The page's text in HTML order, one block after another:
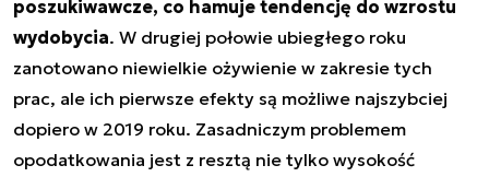
poszukiwawcze, co hamuje tendencję do wzrostu
wydobycia. W drugiej połowie ubiegłego roku
zanotowano niewielkie ożywienie w zakresie tych
prac, ale ich pierwsze efekty są możliwe najszybciej
dopiero w 2019 roku. Zasadniczym problemem
opodatkowania jest z resztą nie tylko wysokość